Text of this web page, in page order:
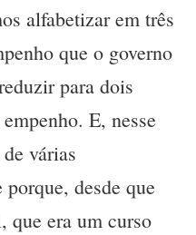
alfabetizar em três
que o governo
para dois
E, nesse
várias
desde que
que era um curso